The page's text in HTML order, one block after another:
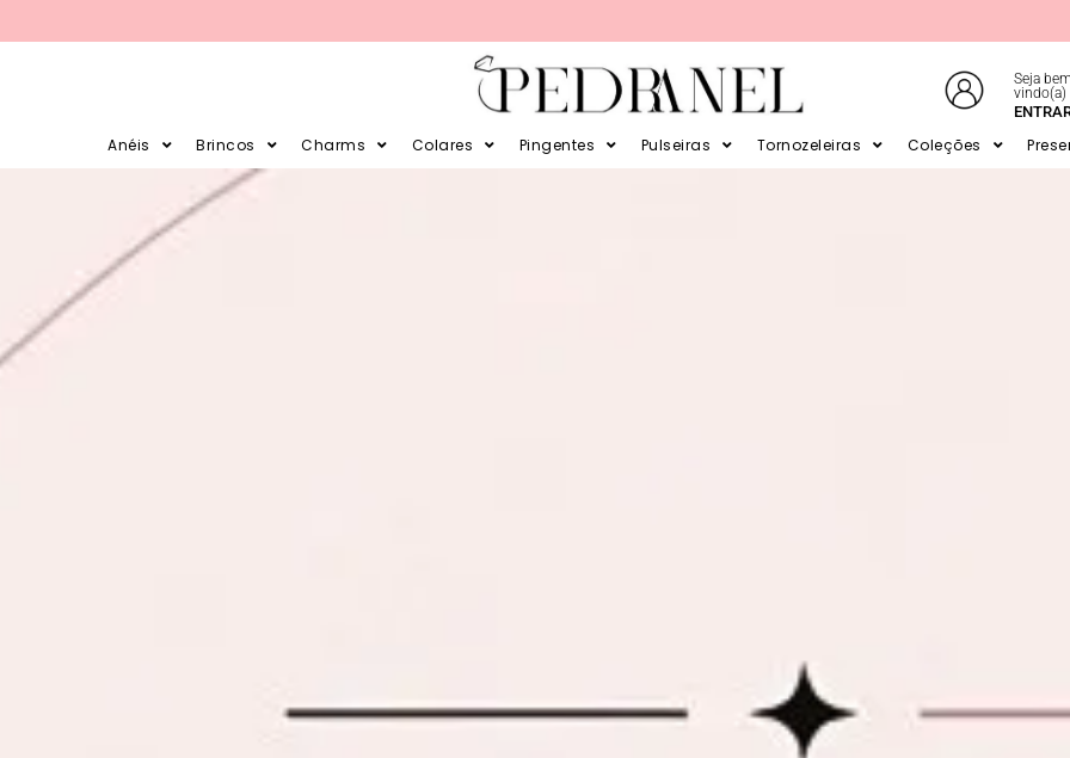
PARCELE SUAS COMPRAS EM 12X E EM ATÉ 6X SEM JUROS NO CARTÃO
Seja
vindo(a)
Anéis Brincos Charms Colares Pingentes Pulseiras Tornozeleiras Coleções